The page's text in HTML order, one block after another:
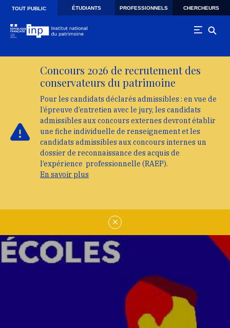
Skip to main navigation
Aller au contenu principal
TOUT PUBLIC ÉTUDIANTS PROFESSIONNELS CHERCHEURS
Concours 2026 de recrutement des
conservateurs du patrimoine
Pour les candidats déclarés admissibles : en vue de
l’épreuve d’entretien avec le jury, les candidats
admissibles aux concours externes devront établir
une fiche individuelle de renseignement et les
candidats admissibles aux concours internes un
dossier de reconnaissance des acquis de
l’expérience professionnelle (RAEP).
En savoir plus